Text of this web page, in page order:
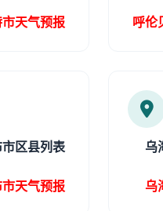
天气预报 呼伦
区县列表
天气预报
乌
乌